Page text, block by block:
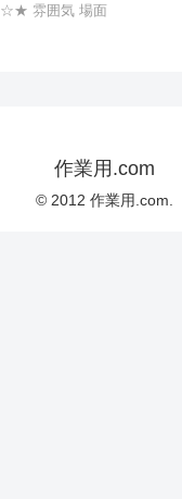
☆★ 雰囲気 場面
作業用.com
© 2012 作業用.com.